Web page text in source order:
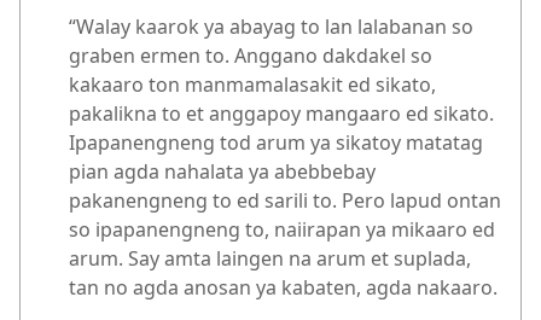
“Walay kaarok ya abayag to lan lalabanan so
graben ermen to. Anggano dakdakel so
kakaaro ton manmamalasakit ed sikato,
pakalikna to et anggapoy mangaaro ed sikato.
Ipapanengneng tod arum ya sikatoy matatag
pian agda nahalata ya abebbebay
pakanengneng to ed sarili to. Pero lapud ontan
so ipapanengneng to, naiirapan ya mikaaro ed
arum. Say amta laingen na arum et suplada,
tan no agda anosan ya kabaten, agda nakaaro.